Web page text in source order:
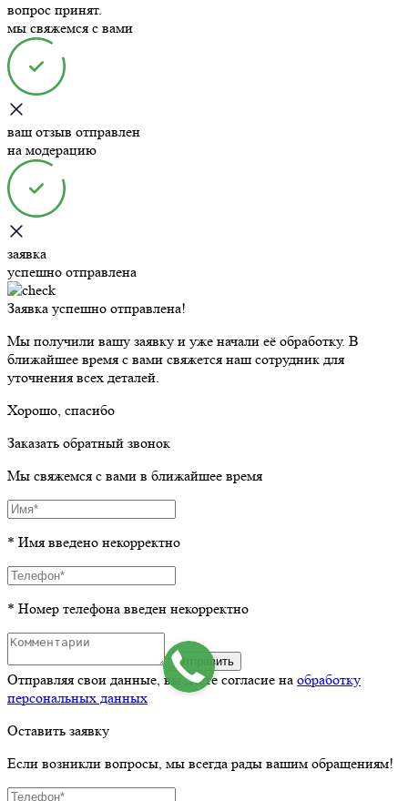
вопрос принят.
мы свяжемся с вами
ваш отзыв отправлен
на модерацию
заявка
успешно отправлена
Заявка успешно отправлена!
Мы получили вашу заявку и уже начали её обработку. В
ближайшее время с вами свяжется наш сотрудник для
уточнения всех деталей.
Хорошо, спасибо
Заказать обратный звонок
Мы свяжемся с вами в ближайшее время
* Имя введено некорректно
* Номер телефона введен некорректно
Отправить
Отправляя свои данные, вы даёте согласие на обработку
персональных данных
Оставить заявку
Если возникли вопросы, мы всегда рады вашим обращениям!